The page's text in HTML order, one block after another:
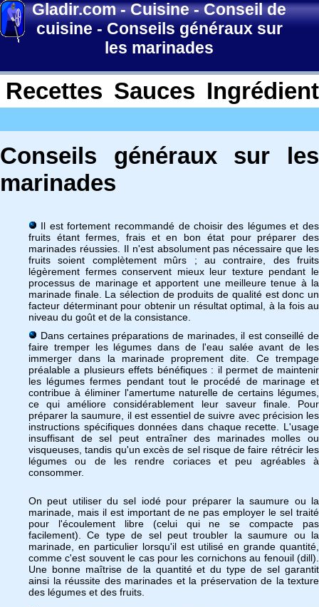
Gladir.com-Cuisine-Conseil de
cuisine - Conseils généraux sur
les marinades
Recettes Sauces
Conseils généraux sur les
marinades
Il est fortement recommandé de choisir des légumes et des
fruits étant fermes, frais et en bon état pour préparer des
marinades réussies. Il n'est absolument pas nécessaire que les
fruits soient complètement mûrs ; au contraire, des fruits
légèrement fermes conservent mieux leur texture pendant le
processus de marinage et apportent une meilleure tenue à la
marinade finale. La sélection de produits de qualité est donc un
facteur déterminant pour obtenir un résultat optimal, à la fois au
niveau du goût et de la consistance.
Dans certaines préparations de marinades, il est conseillé de
faire tremper les légumes dans de l'eau salée avant de les
immerger dans la marinade proprement dite. Ce trempage
préalable a plusieurs effets bénéfiques : il permet de maintenir
les légumes fermes pendant tout le procédé de marinage et
contribue à éliminer l'amertume naturelle de certains légumes,
ce qui améliore considérablement leur saveur finale. Pour
préparer la saumure, il est essentiel de suivre avec précision les
instructions spécifiques données dans chaque recette. L'usage
insuffisant de sel peut entraîner des marinades molles ou
visqueuses, tandis qu'un excès de sel risque de faire rétrécir les
légumes ou de les rendre coriaces et peu agréables à
consommer.
On peut utiliser du sel iodé pour préparer la saumure ou la
marinade, mais il est important de ne pas employer le sel traité
pour l'écoulement libre (celui qui ne se compacte pas
facilement). Ce type de sel peut troubler la saumure ou la
marinade, en particulier lorsqu'il est utilisé en grande quantité,
comme c'est souvent le cas pour les cornichons au fenouil (dill).
Une bonne maîtrise de la quantité et du type de sel garantit
ainsi la réussite des marinades et la préservation de la texture
des légumes et des fruits.